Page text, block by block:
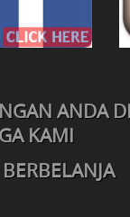
ANDA
KAMI